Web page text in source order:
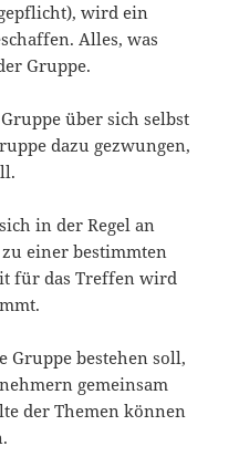
wird ein
Alles, was
Gruppe.
über sich selbst
dazu gezwungen,
in der Regel an
einer bestimmten
für das Treffen wird
Gruppe bestehen soll,
gemeinsam
der Themen können